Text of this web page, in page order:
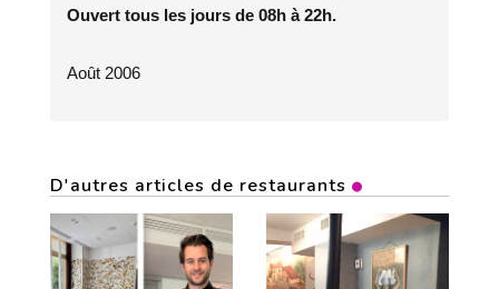
Ouvert tous les jours de 08h à 22h.
Août 2006
D'autres articles de restaurants